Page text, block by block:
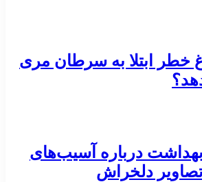
ابتلا به سرطان مری
درباره آسیب‌های
دلخراش